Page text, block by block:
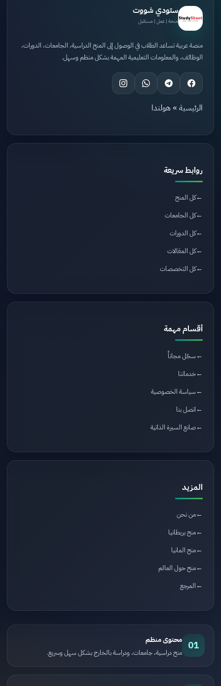
ستودي شووت
منحة | عمل | مستقبل
منصة عربية تساعد الطلاب في الوصول إلى المنح الدراسية، الجامعات، الدورات،
الوظائف، والمعلومات التعليمية المهمة بشكل منظم وسهل.
الرئيسية » هولندا
روابط سريعة
كل المنح
كل الجامعات
كل الدورات
كل المقالات
كل التخصصات
أقسام مهمة
سجّل مجاناً
خدماتنا
سياسة الخصوصية
اتصل بنا
صانع السيرة الذاتية
المزيد
من نحن
منح بريطانيا
منح المانيا
منح حول العالم
المرجع
01 محتوى منظم
منح دراسية، جامعات، ودراسة بالخارج بشكل سهل وسريع.